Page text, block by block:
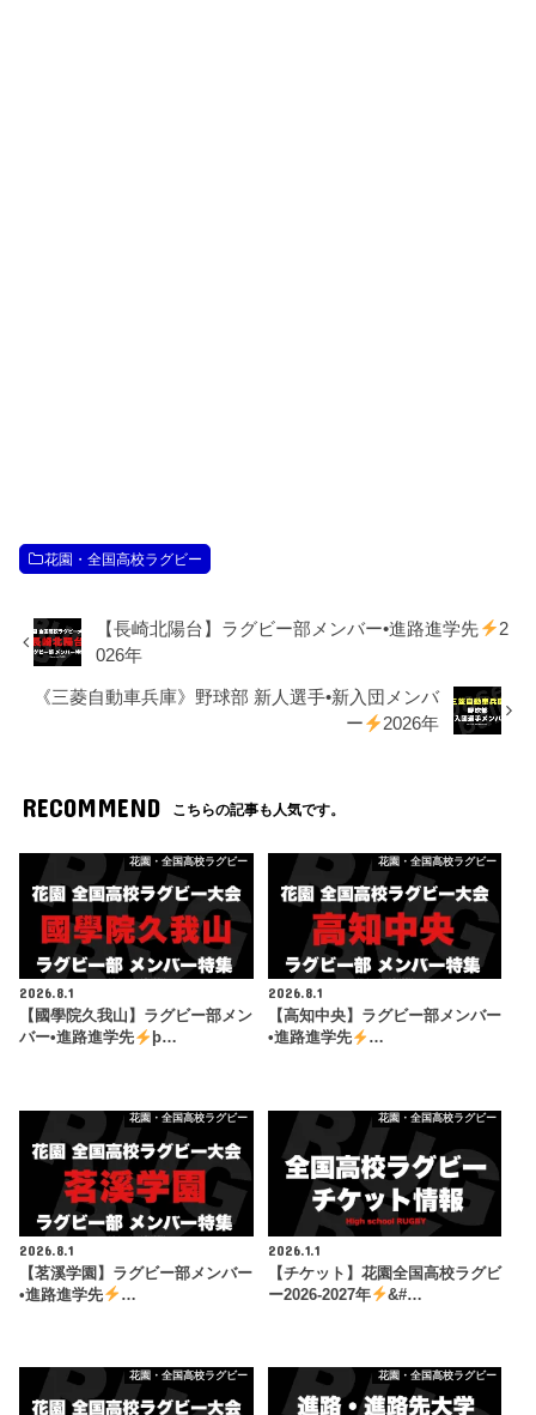
花園・全国高校ラグビー
【長崎北陽台】ラグビー部メンバー•進路進学先
2
026年
《三菱自動車兵庫》野球部 新人選手•新入団メンバ
ー
2026年
RECOMMEND こちらの記事も人気です。
花園・全国高校ラグビー
2026.8.1
【國學院久我山】ラグビー部メン
バー•進路進学先
þ…
花園・全国高校ラグビー
2026.8.1
【高知中央】ラグビー部メンバー
•進路進学先
…
花園・全国高校ラグビー
2026.8.1
【茗溪学園】ラグビー部メンバー
•進路進学先
…
花園・全国高校ラグビー
2026.1.1
【チケット】花園全国高校ラグビ
ー2026-2027年
&#…
花園・全国高校ラグビー 花園・全国高校ラグビー